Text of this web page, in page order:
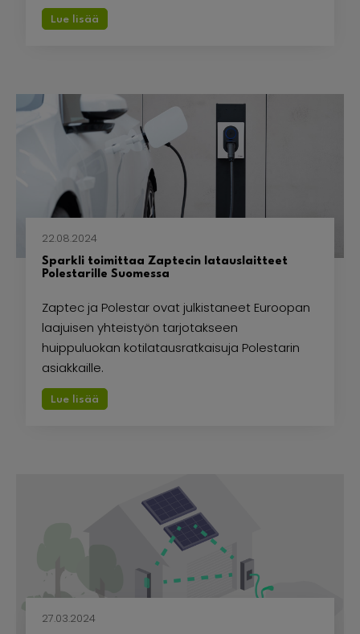
Lue lisää
22.08.2024
Sparkli toimittaa Zaptecin latauslaitteet
Polestarille Suomessa
Zaptec ja Polestar ovat julkistaneet Euroopan
laajuisen yhteistyön tarjotakseen
huippuluokan kotilatausratkaisuja Polestarin
asiakkaille.
Lue lisää
27.03.2024